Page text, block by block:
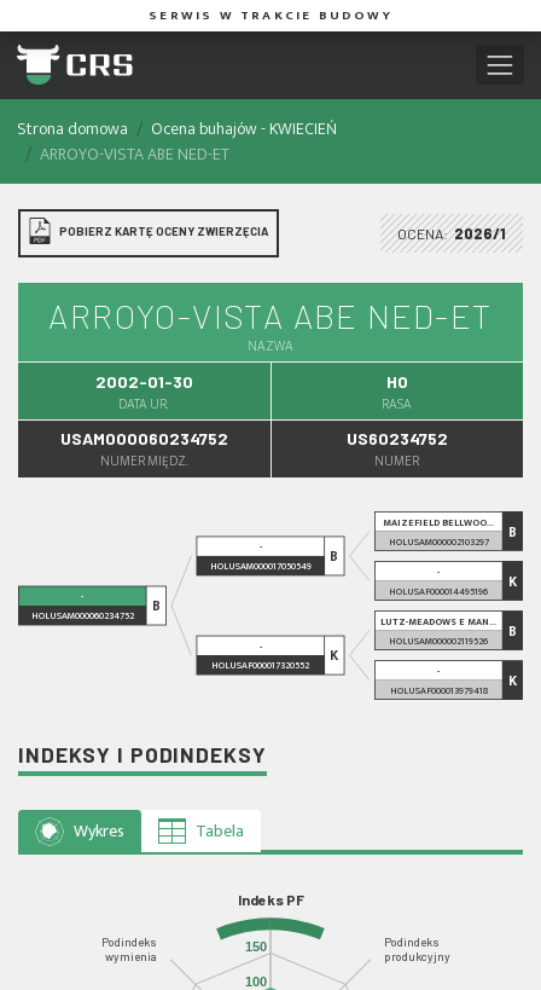
SERWIS W TRAKCIE BUDOWY
Strona domowa
Ocena buhajów - KWIECIEŃ
ARROYO-VISTA ABE NED-ET
POBIERZ KARTĘ OCENY ZWIERZĘCIA OCENA: 2026/1
ARROYO-VISTA ABE NED-ET
NAZWA
2002-01-30
DATA UR.
HO
RASA
USAM000060234752
NUMER MIĘDZ.
US60234752
NUMER
-
HOLUSAM000060234752 B
-
HOLUSAM000017050549 B
-
HOLUSAF000017320552
K
MAIZEFIELD BELLWOO...
HOLUSAM000002103297
B
-
HOLUSAF000014495196
K
LUTZ-MEADOWS E MAN...
HOLUSAM000002119526
B
-
HOLUSAF000013979418 K
INDEKSY I PODINDEKSY
Wykres Tabela
Indeks PF
Podindeks
produkcyjny
Podindeks
wymienia
100
150